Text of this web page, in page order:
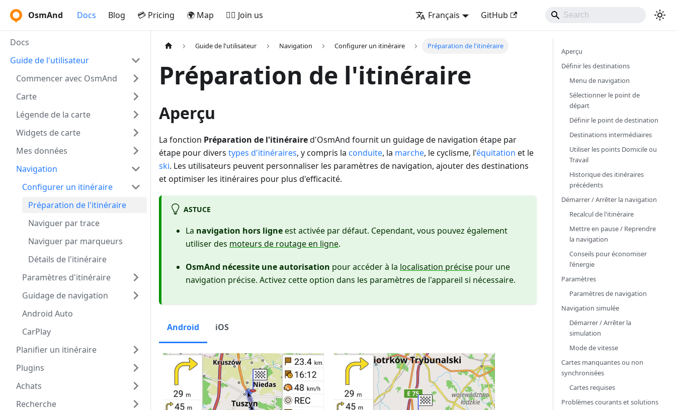
OsmAnd Docs Blog 💳 Pricing 🌍 Map 🚵‍♂️ Join us Français GitHub
Docs
Guide de l'utilisateur
Commencer avec OsmAnd
Carte
Légende de la carte
Widgets de carte
Mes données
Navigation
Configurer un itinéraire
Préparation de l'itinéraire
Naviguer par trace
Naviguer par marqueurs
Détails de l'itinéraire
Paramètres d'itinéraire
Guidage de navigation
Android Auto
CarPlay
Planifier un itinéraire
Plugins
Achats
Recherche
Guide de l'utilisateur Navigation Configurer un itinéraire Préparation de l'itinéraire
Préparation de l'itinéraire
Aperçu
La fonction Préparation de l'itinéraired'OsmAnd fournit un guidage de navigation étape par
étape pour divers types d'itinéraires, y compris la conduite, la marche, le cyclisme, l'équitation et le
ski. Les utilisateurs peuvent personnaliser les paramètres de navigation, ajouter des destinations
et optimiser les itinéraires pour plus d'efficacité.
ASTUCE
La navigation hors ligneest activée par défaut. Cependant, vous pouvez également
utiliser des moteurs de routage en ligne.
OsmAnd nécessite une autorisation pour accéder à la localisation précise pour une
navigation précise. Activez cette option dans les paramètres de l'appareil si nécessaire.
Android iOS
Aperçu
Définir les destinations
Menu de navigation
Sélectionner le point de
départ
Définir le point de destination
Destinations intermédiaires
Utiliser les points Domicile ou
Travail
Historique des itinéraires
précédents
Démarrer / Arrêter la navigation
Recalcul de l'itinéraire
Mettre en pause / Reprendre
la navigation
Conseils pour économiser
l'énergie
Paramètres
Paramètres de navigation
Navigation simulée
Démarrer / Arrêter la
simulation
Mode de vitesse
Cartes manquantes ou non
synchronisées
Cartes requises
Problèmes courants et solutions